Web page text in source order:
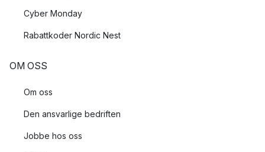
Cyber Monday
Rabattkoder Nordic Nest
OM OSS
Om oss
Den ansvarlige bedriften
Jobbe hos oss